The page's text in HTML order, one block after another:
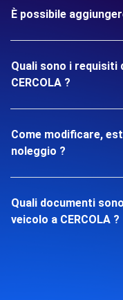
È possibile
Quali sono i requisiti
CERCOLA ?
Come modificare,
noleggio ?
Quali documenti
veicolo a CERCOLA ?